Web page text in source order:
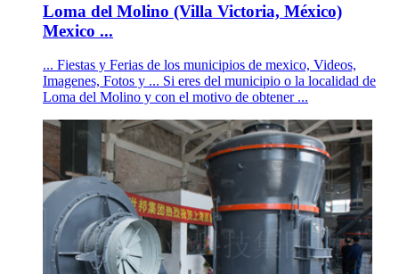
Loma del Molino (Villa Victoria, México)
Mexico ...
... Fiestas y Ferias de los municipios de mexico, Videos,
Imagenes, Fotos y ... Si eres del municipio o la localidad de
Loma del Molino y con el motivo de obtener ...